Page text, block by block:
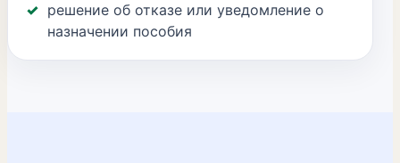
решение об отказе или уведомление о
назначении пособия